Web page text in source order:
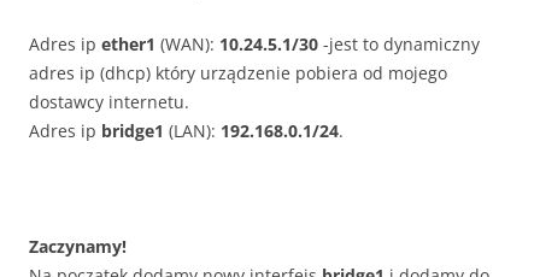
Adres ip ether1 (WAN): 10.24.5.1/30 -jest to dynamiczny
adres ip (dhcp) który urządzenie pobiera od mojego
dostawcy internetu.
Adres ip bridge1 (LAN): 192.168.0.1/24.
Zaczynamy!